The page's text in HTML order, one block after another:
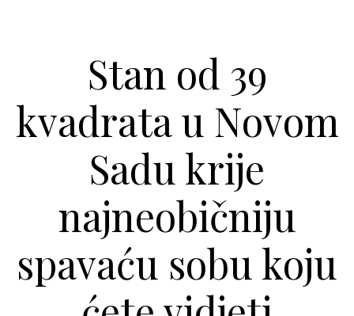
Stan od 39
kvadrata u Novom
Sadu krije
najneobičniju
spavaću sobu koju